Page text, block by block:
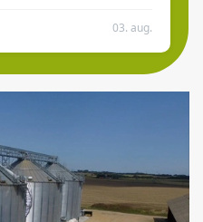
03. aug.